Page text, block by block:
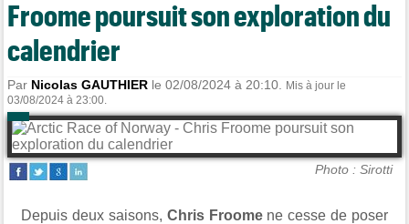
Froome poursuit son exploration du
calendrier
Par Nicolas GAUTHIER le 02/08/2024 à 20:10.
Mis à jour le
03/08/2024 à 23:00.
Photo : Sirotti
Depuis deux saisons, Chris Froomene cesse de poser